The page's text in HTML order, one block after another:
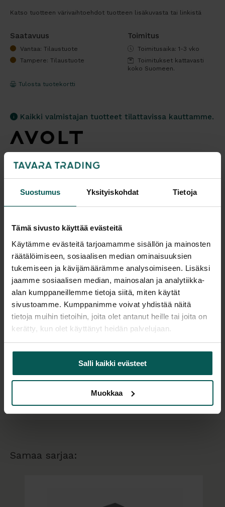
Suostumus Yksityiskohdat Tietoja
Tämä sivusto käyttää evästeitä
Käytämme evästeitä tarjoamamme sisällön ja mainosten
räätälöimiseen, sosiaalisen median ominaisuuksien
tukemiseen ja kävijämäärämme analysoimiseen. Lisäksi
jaamme sosiaalisen median, mainosalan ja analytiikka-
alan kumppaneillemme tietoja siitä, miten käytät
sivustoamme. Kumppanimme voivat yhdistää näitä
tietoja muihin tietoihin, joita olet antanut heille tai joita on
kerätty, kun olet käyttänyt heidän palvelujaan.
Salli kaikki evästeet
Muokkaa
Katso tuotteen värivaihtoehdot tuotteen lisäkuvasta tai linkistä
Saatavuus
Vantaa: Tilaustuote
Tampere: Tilaustuote
Toimitus
Toimitusaika: 1-3 vko
Toimitukset kattavasti
koko Suomeen.
Tulosta tuotekortti
Kaikki valmistajan tuotteet tilattavissa kauttamme.
Tuotekuvaus
AVOLT SQUARE 2 on kolme Schuko-tyyppistä
täydellisesti AVOLTin muiden tuotteiden, kuten
Cable 1 USB-C–USB-C- ja USB-C–Lightning
latausjohtojen kanssa, jotka ovat saatavilla
samassa tyylikkäässä värissä. Square 2 USB-C
musta edustaa skandinaavista muotoilua
parhaimmillaan – yksinkertaista, toimivaa ja
kestävää.
Intertekin myöntämät CE- ja S-sertifikaatit.
Kiinnittyy suoraan pistorasiaan
Kolme Schuko-pistorasiaa (tyyppi F)
Kaksi USB-C-porttia (30W lataus)
Suunnittelija
Lisätiedot
Tiedostot
Samaa sarjaa: